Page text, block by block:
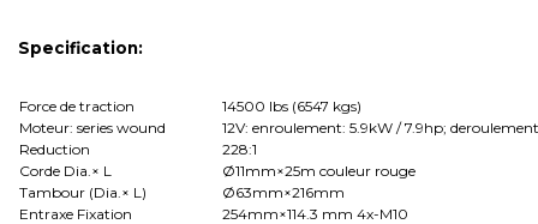
Specification:
Force de traction
14500 lbs (6547 kgs)
Moteur: series wound
12V: enroulement: 5.9kW / 7.9hp;
Reduction
228:1
Corde Dia.× L
Ø11mm×25m couleur rouge
Tambour (Dia.× L)
Ø63mm×216mm
Entraxe Fixation
254mm×114.3 mm 4x-M10